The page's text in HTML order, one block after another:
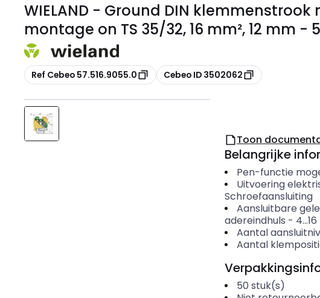
WIELAND - Ground DIN
montage on TS 35/32, 16 mm², 12 mm -
Kopiëren
Ref Cebeo 57.516.9055.0 Kopiëren
Cebeo ID 3502062
Toon
Belangrijke
Pen-functie
Uitvoering
Schroefaansluiting
Aansluitbare
adereindhuls - 4...16
Aantal
Aantal
50 stuk(s)